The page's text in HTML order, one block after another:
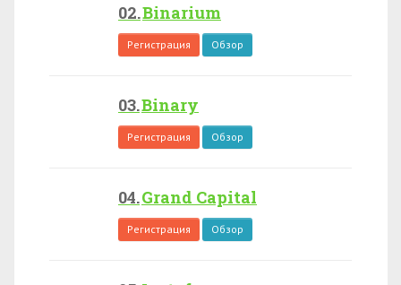
Binarium
Регистрация Обзор
Binary
Регистрация Обзор
Grand Capital
Регистрация Обзор